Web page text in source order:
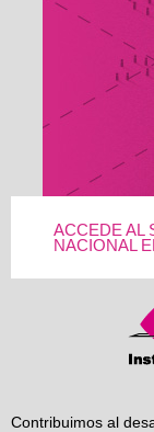
ACCEDE AL
NACIONAL
Contribuimos al